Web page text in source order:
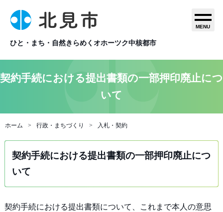
ひと・まち・自然きらめくオホーツク中核都市
MENU
契約手続における提出書類の一部押印廃止につ
いて
ホーム 行政・まちづくり 入札・契約
契約手続における提出書類の一部押印廃止につ
いて
契約手続における提出書類について、これまで本人の意思